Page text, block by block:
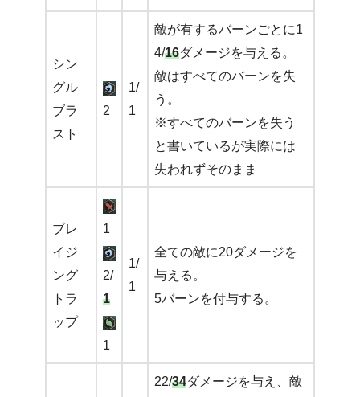
シン
グル
ブラ
スト
2
1/
1
敵が有するバーンごとに1
4/16ダメージを与える。
敵はすべてのバーンを失
う。
※すべてのバーンを失う
と書いているが実際には
失われずそのまま
ブレ
イジ
ング
トラ
ップ
1
2/
1
1
1/
1
全ての敵に20ダメージを
与える。
5バーンを付与する。
22/34ダメージを与え、敵